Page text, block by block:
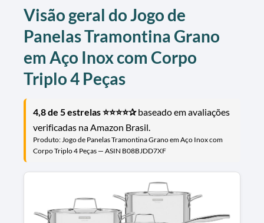
Visão geral do Jogo de
Panelas Tramontina Grano
em Aço Inox com Corpo
Triplo 4 Peças
4,8 de 5 estrelas ⭐⭐⭐⭐✰baseado em avaliações
verificadas na Amazon Brasil.
Produto: Jogo de Panelas Tramontina Grano em Aço Inox com
Corpo Triplo 4 Peças — ASIN B08BJDD7XF